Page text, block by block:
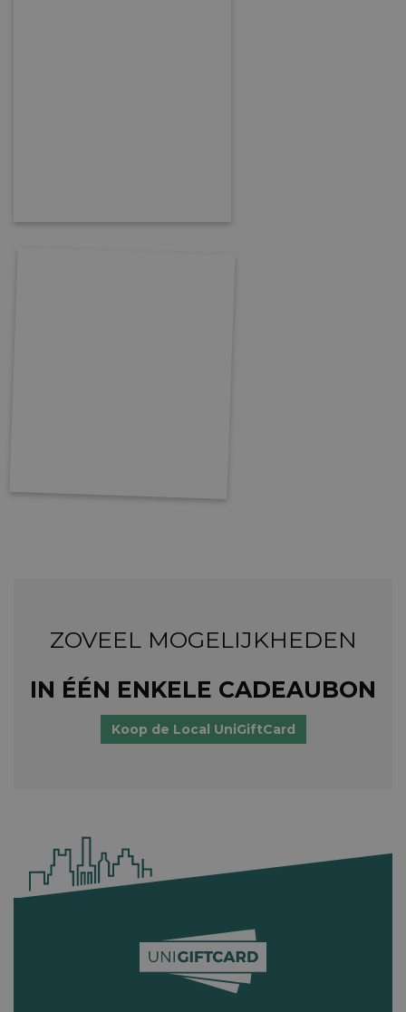
ZOVEEL MOGELIJKHEDEN
IN ÉÉN ENKELE CADEAUBON
Koop de Local UniGiftCard